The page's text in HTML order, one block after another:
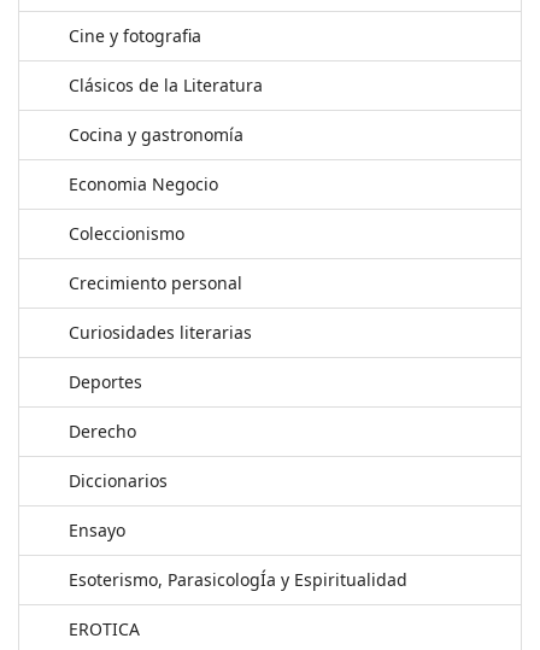
Cine y fotografia
Clásicos de la Literatura
Cocina y gastronomía
Economia Negocio
Coleccionismo
Crecimiento personal
Curiosidades literarias
Deportes
Derecho
Diccionarios
Ensayo
Esoterismo, ParasicologÍa y Espiritualidad
EROTICA